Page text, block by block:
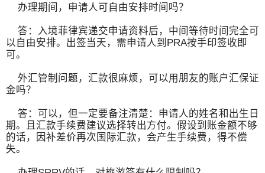
办理期间，申请人可自由安排时间吗？
答：入境菲律宾递交申请资料后，中间等待时间完全可
以自由安排。出签当天，需申请人到PRA按手印签收即
可。
外汇管制问题，汇款很麻烦，可以用朋友的账户汇保证
金吗？
答：可以，但一定要备注清楚：申请人的姓名和出生日
期。且汇款手续费建议选择转出方付。假设到账金额不够
的话，因补差价再次国际汇款，会产生手续费，得不偿
失。